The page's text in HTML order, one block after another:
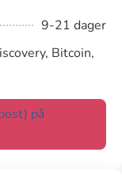
9-21 dager
Bitcoin,
på